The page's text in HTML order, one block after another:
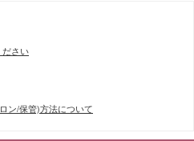
さい
ン/保管)方法について